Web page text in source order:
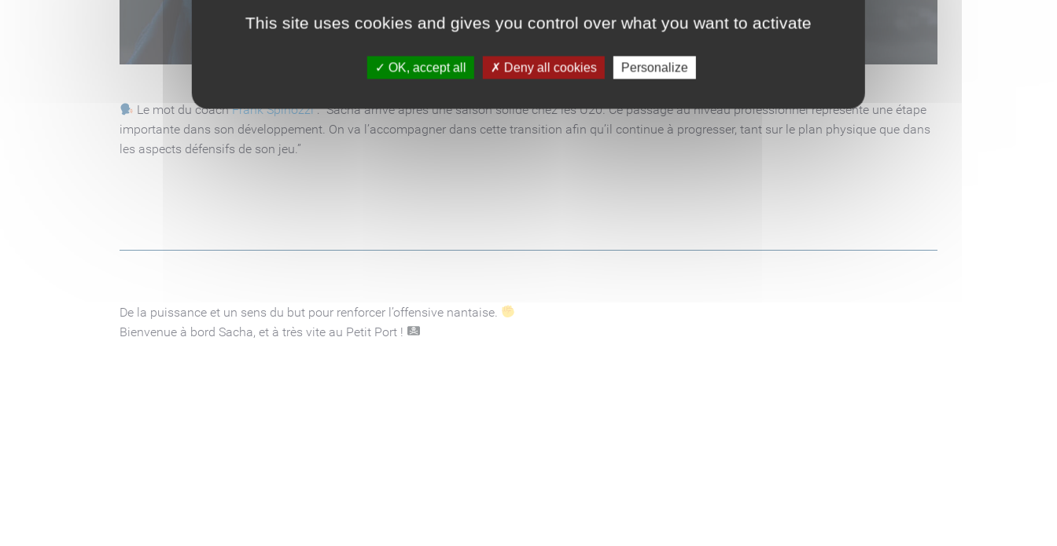
Le mot du coachFrank Spinozzi:“Sacha arrive après une saison solide chez les U20. Ce passage au niveau professionnel représente une étape
importante dans son développement. On va l’accompagner dans cette transition afin qu’il continue à progresser, tant sur le plan physique que dans
les aspects défensifs de son jeu.”
De la puissance et un sens du but pour renforcer l’offensive nantaise.
Bienvenue à bord Sacha, et à très vite au Petit Port !
This site uses cookies and gives you control over what you want to activate
OK, accept all Deny all cookies Personalize